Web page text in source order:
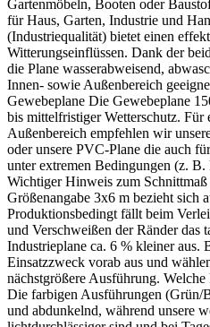
Gartenmöbeln, Booten oder
für Haus, Garten, Industrie und
(Industriequalität) bietet einen
Witterungseinflüssen. Dank der
die Plane wasserabweisend,
Innen- sowie Außenbereich
Gewebeplane Die Gewebeplane
bis mittelfristiger Wetterschutz. Für
Außenbereich empfehlen wir
oder unsere PVC-Plane die auch
unter extremen Bedingungen (z.
Wichtiger Hinweis zum
Größenangabe 3x6 m bezieht sich
Produktionsbedingt fällt beim
und Verschweißen der Ränder das
Industrieplane ca. 6 % kleiner aus.
Einsatzzweck vorab aus und
nächstgrößere Ausführung.
Die farbigen Ausführungen (Grün/
und abdunkelnd, während unsere